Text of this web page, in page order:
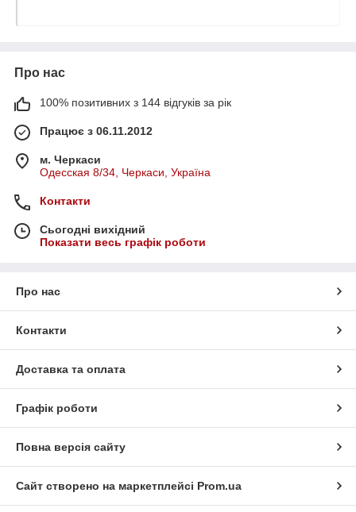
Про нас
100% позитивних з 144 відгуків за рік
Працює з 06.11.2012
м. Черкаси
Одесская 8/34, Черкаси, Україна
Контакти
Сьогодні вихідний
Показати весь графік роботи
Про нас
Контакти
Доставка та оплата
Графік роботи
Повна версія сайту
Сайт створено на маркетплейсі Prom.ua